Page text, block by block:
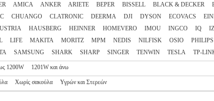
AMICA ANKER ARIETE BEPER BISSELL BLACK & DECKER
CHUANGO CLATRONIC DEERMA DJI DYSON ECOVACS
HAUSBERG HEINNER HOMEVERO IMOU INGCO IQ
LIFE MAKITA MORITZ MPM NEDIS NILFISK OSIO PHILIPS
SAMSUNG SHARK SHARP SINGER TENWIN TESLA TP-
1200W 1201W και άνω
Χωρίς σακούλα Υγρών και Στερεών